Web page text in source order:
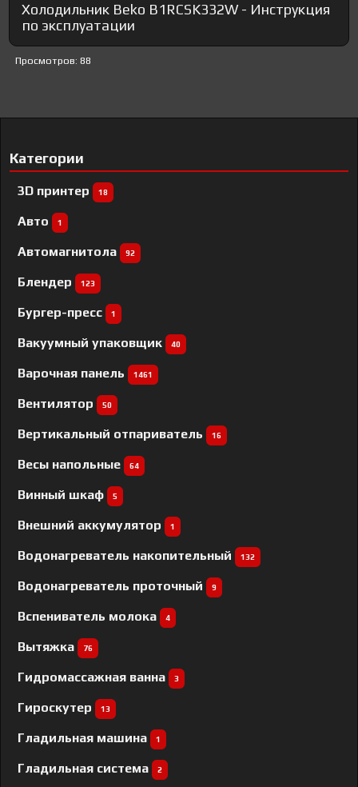
Холодильник Beko B1RCSK332W - Инструкция
по эксплуатации
Просмотров: 88
Категории
3D принтер 18
Авто 1
Автомагнитола 92
Блендер 123
Бургер-пресс 1
Вакуумный упаковщик 40
Варочная панель 1461
Вентилятор 50
Вертикальный отпариватель 16
Весы напольные 64
Винный шкаф 5
Внешний аккумулятор 1
Водонагреватель накопительный 132
Водонагреватель проточный 9
Вспениватель молока 4
Вытяжка 76
Гидромассажная ванна 3
Гироскутер 13
Гладильная машина 1
Гладильная система 2